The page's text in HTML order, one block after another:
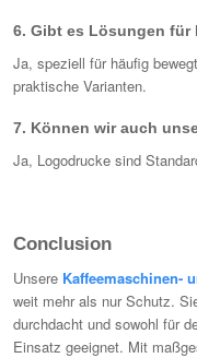
6. Gibt es Lösungen für
Ja, speziell für häufig
praktische Varianten.
7. Können wir auch
Ja, Logodrucke sind
Conclusion
Unsere Kaffeemaschinen-
weit mehr als nur Schutz.
durchdacht und sowohl für
Einsatz geeignet. Mit